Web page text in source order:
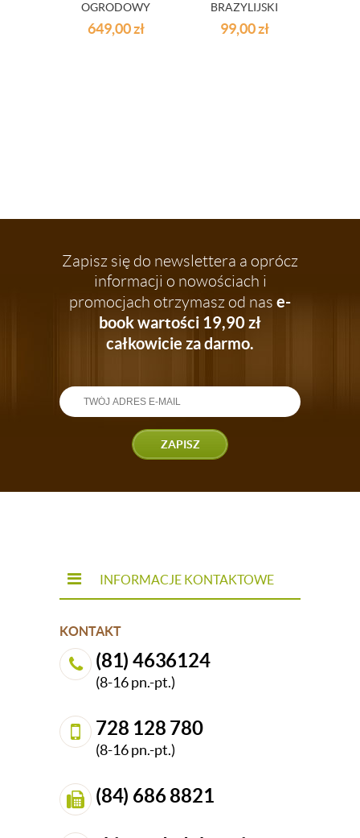
OGRODOWY
IKARO
649,00zł
BRAZYLIJSKI
FOTEL KRZESŁO
WISZACE
99,00zł
Zapisz się do newslettera a oprócz
informacji o nowościach i
promocjach otrzymasz od nas e-
book wartości 19,90 zł
całkowicie za darmo.
ZAPISZ
INFORMACJE KONTAKTOWE
KONTAKT
(81) 4636124
(8-16 pn.-pt.)
728 128 780
(8-16 pn.-pt.)
(84) 686 8821